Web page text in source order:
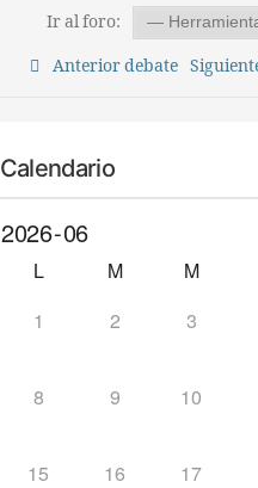
Ir al foro:
Anterior debate
Calendario
L M M
1
2 3
8 9 10
15 16 17